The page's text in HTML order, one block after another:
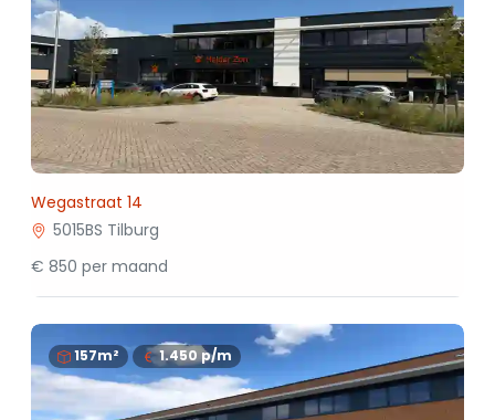
Wegastraat 14
5015BS Tilburg
€ 850 per maand
157m² 1.450p/m